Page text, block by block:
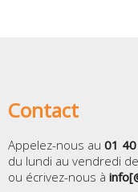
Contact
Appelez-nous au 01
du lundi au vendredi
ou écrivez-nous à